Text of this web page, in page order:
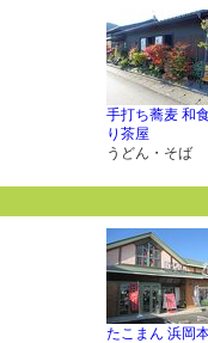
手打ち蕎麦 和
り茶屋
うどん・そば
たこまん 浜岡